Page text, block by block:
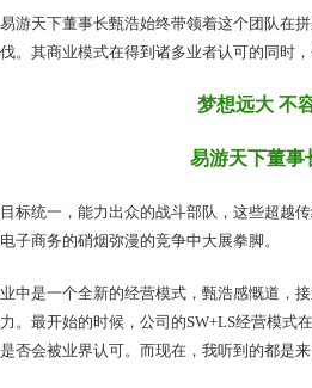
游天下董事长甄浩始终带领着这个团队在
。其商业模式在得到诸多业者认可的同时
梦想远大 不
易游天下董事
标统一，能力出众的战斗部队，这些超越
子商务的硝烟弥漫的竞争中大展拳脚。
中是一个全新的经营模式，甄浩感慨道，
。最开始的时候，公司的SW+LS经营模式
否会被业界认可。而现在，我听到的都是